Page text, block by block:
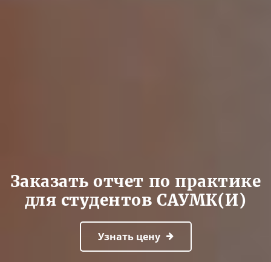
Заказать отчет по практике
для студентов САУМК(И)
Узнать цену